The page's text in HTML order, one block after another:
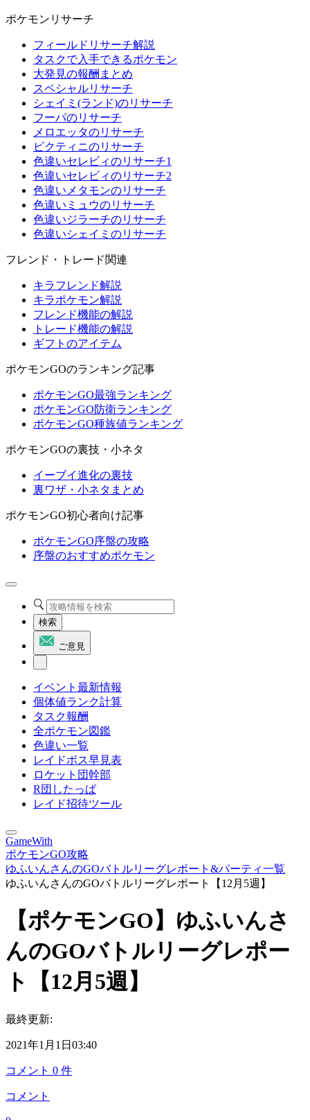
ポケモンリサーチ
フィールドリサーチ解説
タスクで入手できるポケモン
大発見の報酬まとめ
スペシャルリサーチ
シェイミ(ランド)のリサーチ
フーパのリサーチ
メロエッタのリサーチ
ビクティニのリサーチ
色違いセレビィのリサーチ1
色違いセレビィのリサーチ2
色違いメタモンのリサーチ
色違いミュウのリサーチ
色違いジラーチのリサーチ
色違いシェイミのリサーチ
フレンド・トレード関連
キラフレンド解説
キラポケモン解説
フレンド機能の解説
トレード機能の解説
ギフトのアイテム
ポケモンGOのランキング記事
ポケモンGO最強ランキング
ポケモンGO防衛ランキング
ポケモンGO種族値ランキング
ポケモンGOの裏技・小ネタ
イーブイ進化の裏技
裏ワザ・小ネタまとめ
ポケモンGO初心者向け記事
ポケモンGO序盤の攻略
序盤のおすすめポケモン
検索
ご意見
イベント最新情報
個体値ランク計算
タスク報酬
全ポケモン図鑑
色違い一覧
レイドボス早見表
ロケット団幹部
R団したっぱ
レイド招待ツール
GameWith
ポケモンGO攻略
ゆふいんさんのGOバトルリーグレポート&パーティ一覧
ゆふいんさんのGOバトルリーグレポート【12月5週】
【ポケモンGO】ゆふいんさ
んのGOバトルリーグレポー
ト【12月5週】
最終更新:
2021年1月1日03:40
コメント 0 件
コメント